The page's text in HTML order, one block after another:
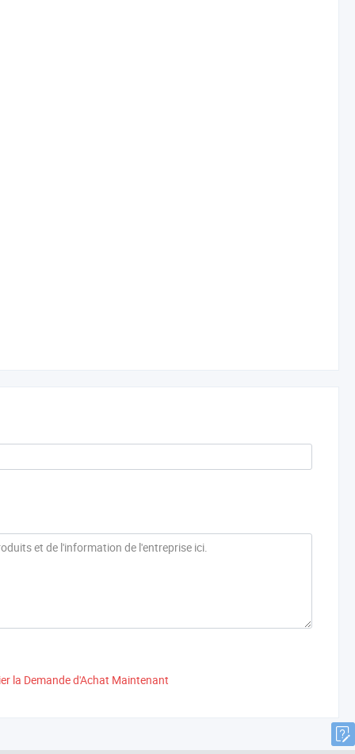
la Demande d'Achat Maintenant